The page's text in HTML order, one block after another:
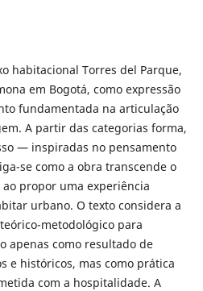
habitacional Torres del Parque,
em Bogotá, como expressão
fundamentada na articulação
A partir das categorias forma,
— inspiradas no pensamento
se como a obra transcende o
propor uma experiência
urbano. O texto considera a
metodológico para
apenas como resultado de
e históricos, mas como prática
com a hospitalidade. A